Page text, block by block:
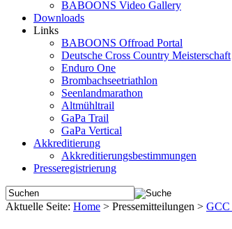
BABOONS Video Gallery
Downloads
Links
BABOONS Offroad Portal
Deutsche Cross Country Meisterschaft
Enduro One
Brombachseetriathlon
Seenlandmarathon
Altmühltrail
GaPa Trail
GaPa Vertical
Akkreditierung
Akkreditierungsbestimmungen
Presseregistrierung
Aktuelle Seite: Home > Pressemitteilungen > GCC